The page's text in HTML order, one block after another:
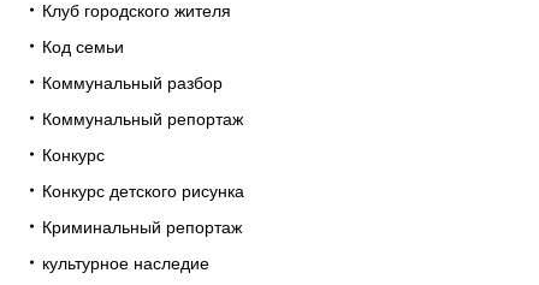
Клуб городского жителя
Код семьи
Коммунальный разбор
Коммунальный репортаж
Конкурс
Конкурс детского рисунка
Криминальный репортаж
культурное наследие